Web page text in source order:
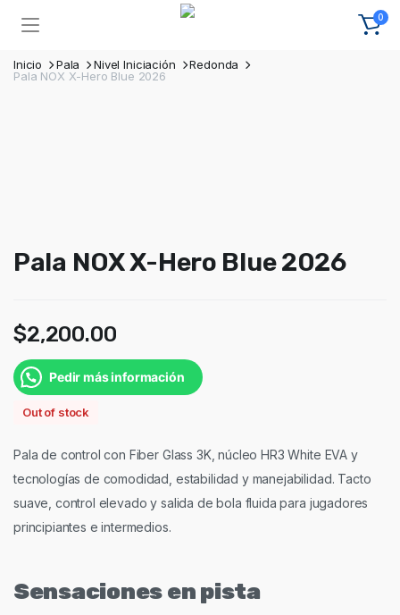
0
Inicio Pala Nivel Iniciación
Redonda
Pala NOX X-Hero Blue 2026
Pala NOX X-Hero Blue 2026
$2,200.00
Pedir más información
Out of stock
Pala de control con Fiber Glass 3K, núcleo HR3 White EVA y
tecnologías de comodidad, estabilidad y manejabilidad. Tacto
suave, control elevado y salida de bola fluida para jugadores
principiantes e intermedios.
Sensaciones en pista